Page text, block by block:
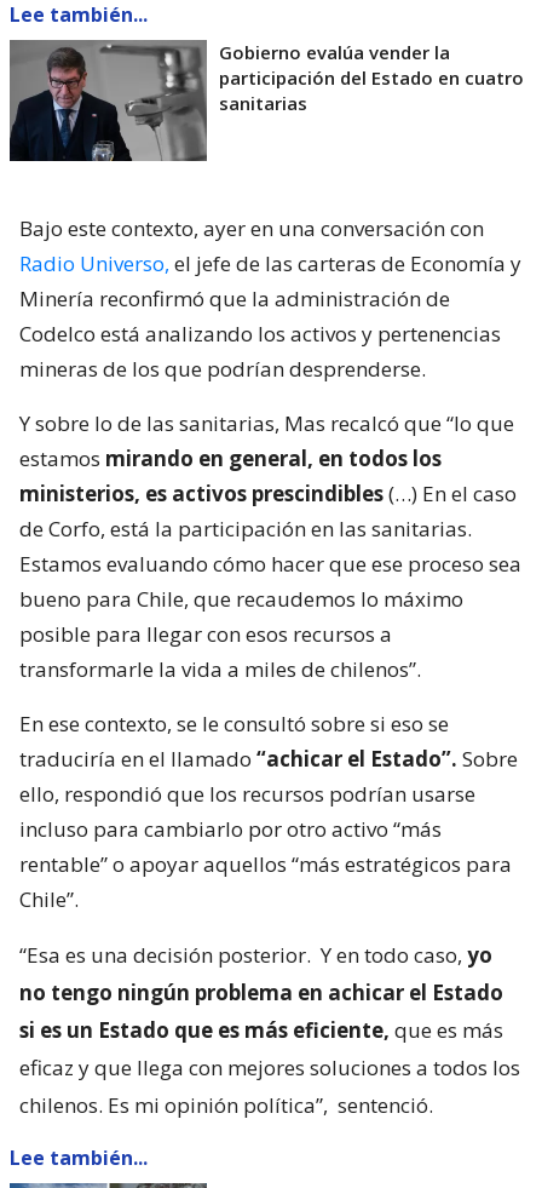
Lee también...
Gobierno evalúa vender la
participación del Estado en cuatro
sanitarias
Bajo este contexto, ayer en una conversación con
Radio Universo, el jefe de las carteras de Economía y
Minería reconfirmó que la administración de
Codelco está analizando los activos y pertenencias
mineras de los que podrían desprenderse.
Y sobre lo de las sanitarias, Mas recalcó que “lo que
estamos mirando en general, en todos los
ministerios, es activos prescindibles(…) En el caso
de Corfo, está la participación en las sanitarias.
Estamos evaluando cómo hacer que ese proceso sea
bueno para Chile, que recaudemos lo máximo
posible para llegar con esos recursos a
transformarle la vida a miles de chilenos”.
En ese contexto, se le consultó sobre si eso se
traduciría en el llamado “achicar el Estado”. Sobre
ello, respondió que los recursos podrían usarse
incluso para cambiarlo por otro activo “más
rentable” o apoyar aquellos “más estratégicos para
Chile”.
“Esa es una decisión posterior. Y en todo caso, yo
no tengo ningún problema en achicar el Estado
si es un Estado que es más eficiente, que es más
eficaz y que llega con mejores soluciones a todos los
chilenos. Es mi opinión política”, sentenció.
Lee también...